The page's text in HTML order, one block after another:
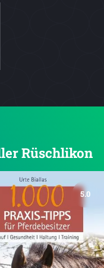
Rüschlikon
5.0